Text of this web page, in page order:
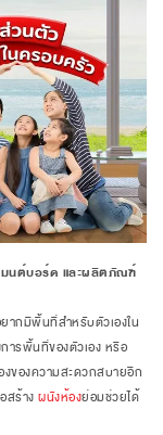
มนต์บอร์ด และผลิตภัณฑ์
กมีพื้นที่สำหรับตัวเองใน
รพื้นที่ของตัวเอง หรือ
งของความสะดวกสบายอีก
สร้าง ผนังห้องย่อมช่วยได้